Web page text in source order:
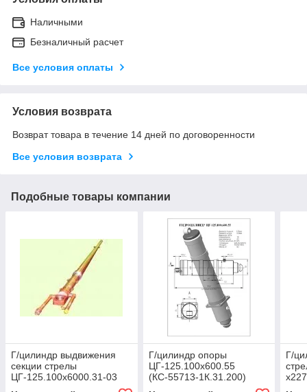
Наличными
Безналичный расчет
Все условия оплаты
Условия возврата
Возврат товара в течение 14 дней по договоренности
Все условия возврата
Подобные товары компании
Г/цилиндр выдвижения
секции стрелы
ЦГ-125.100х6000.31-03
Г/цилиндр опоры
ЦГ-125.100х600.55
(КС-55713-1К.31.200)
Г/